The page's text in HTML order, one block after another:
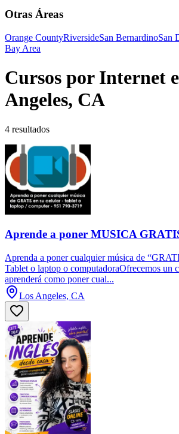
Otras Áreas
Orange CountyRiversideSan BernardinoSan
Bay Area
Cursos por Internet
Angeles, CA
4 resultados
Aprende a poner MUSICA
Aprenda a poner cualquier música de
Tablet o laptop o computadoraOfrecemos un
aprenderá como poner cual...
Los Angeles, CA